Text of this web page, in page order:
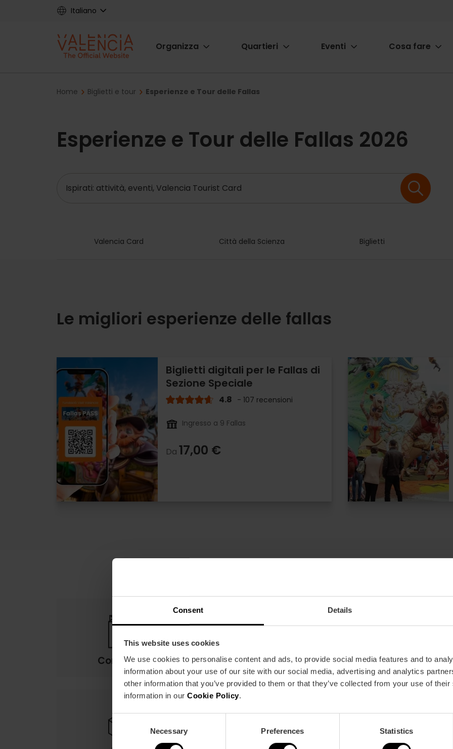
Consent Details
This website uses cookies
We use cookies to personalise content and ads, to provide social media features and to
information about your use of our site with our social media, advertising and analytics
other information that you’ve provided to them or that they’ve collected from your use of
information in our Cookie Policy
Consent
Necessary Preferences Statistics
Italiano
Main
Organizza Quartieri Eventi Cosa fare
Breadcrumb
Home Biglietti e tour Esperienze e Tour delle Fallas
Esperienze e Tour delle Fallas 2026
Valencia Card Città della Scienza Biglietti
Le migliori esperienze delle fallas
Biglietti digitali per le Fallas di
Sezione Speciale
4.8 - 107 recensioni
Ingresso a 9 Fallas
Da 17,00 €
Condizioni Offerte FAQs